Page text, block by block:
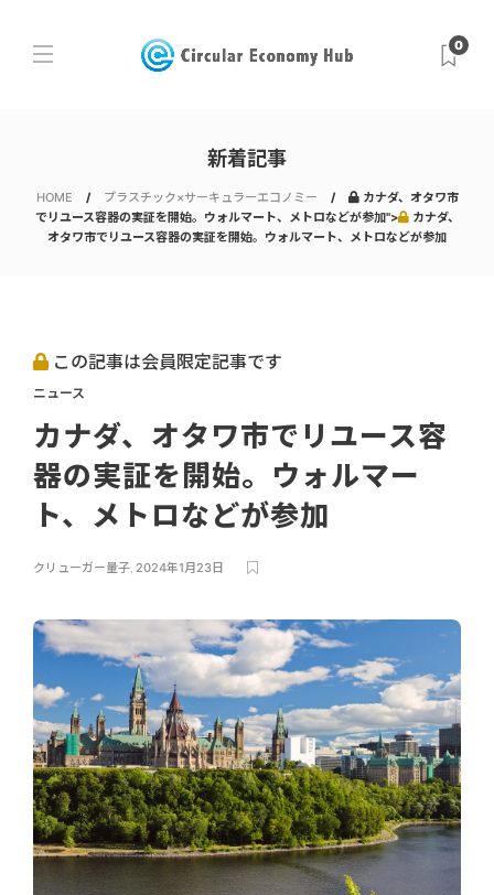
0
新着記事
HOME プラスチック×サーキュラーエコノミー
カナダ、オタワ市
でリユース容器の実証を開始。ウォルマート、メトロなどが参加">
カナダ、
オタワ市でリユース容器の実証を開始。ウォルマート、メトロなどが参加
この記事は会員限定記事です
ニュース
カナダ、オタワ市でリユース容
器の実証を開始。ウォルマー
ト、メトロなどが参加
クリューガー量子, 2024年1月23日